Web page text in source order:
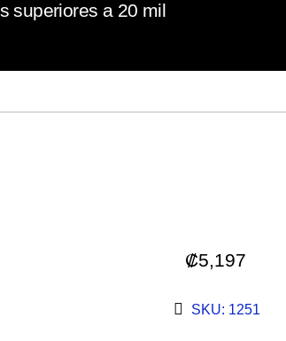
superiores a 20 mil
₡5,197
SKU: 1251